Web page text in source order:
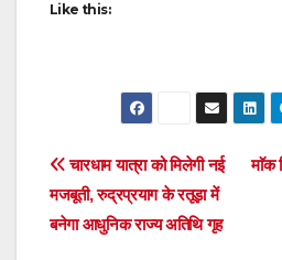
Like this:
Post
navigation
माॅक
चारधाम यात्रा को मिलेगी नई
मजबूती, रुद्रप्रयाग के रतूड़ा में
बनेगा आधुनिक राज्य अतिथि गृह